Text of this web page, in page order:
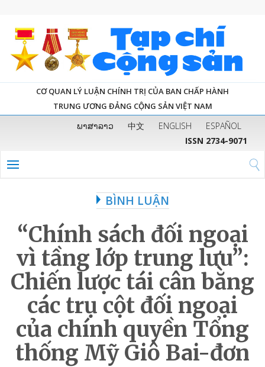
CƠ QUAN LÝ LUẬN CHÍNH TRỊ CỦA BAN CHẤP HÀNH
TRUNG ƯƠNG ĐẢNG CỘNG SẢN VIỆT NAM
ພາສາລາວ 中文 ENGLISH
ESPAÑOL
ISSN 2734-9071
BÌNH LUẬN
“Chính sách đối ngoại
vì tầng lớp trung lưu”:
Chiến lược tái cân bằng
các trụ cột đối ngoại
của chính quyền Tổng
thống Mỹ Giô Bai-đơn